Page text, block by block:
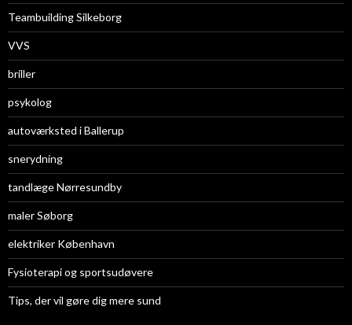
Teambuilding Silkeborg
VVS
briller
psykolog
autoværksted i Ballerup
snerydning
tandlæge Nørresundby
maler Søborg
elektriker København
Fysioterapi og sportsudøvere
Tips, der vil gøre dig mere sund